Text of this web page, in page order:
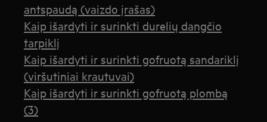
antspaudą (vaizdo įrašas)
Kaip išardyti ir surinkti durelių dangčio
tarpiklį
Kaip išardyti ir surinkti gofruotą sandariklį
(viršutiniai krautuvai)
Kaip išardyti ir surinkti gofruotą plombą
(3)